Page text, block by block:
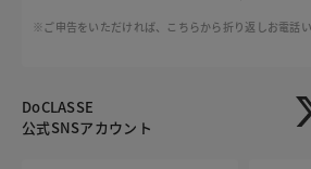
※ご申告をいただければ、こちらから折り返しお電話
DoCLASSE
公式SNSアカウント